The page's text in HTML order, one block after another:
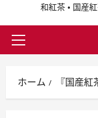
和紅茶 ・ 国産
メ
メ
ニ
ホーム 『国産